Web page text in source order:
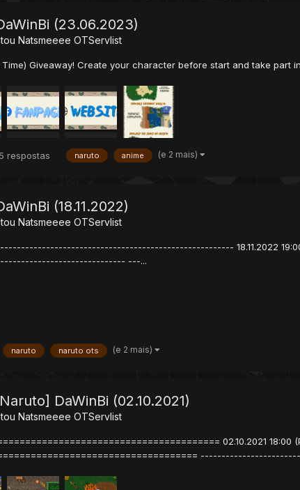
(23.06.2023)
Natsmeeee OTServlist
Giveaway! Create your character before start and take part
5 respostas naruto anime (e 2 mais)
(18.11.2022)
Natsmeeee OTServlist
18.11.2022 19:00
---...
naruto naruto ots (e 2 mais)
DaWinBi (02.10.2021)
Natsmeeee OTServlist
02.10.2021 18:00